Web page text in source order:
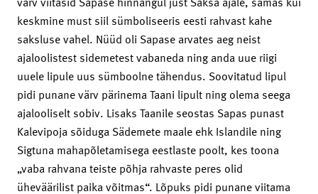
keskmine must siil sümboliseeris eesti rahvast kahe
saksluse vahel. Nüüd oli Sapase arvates aeg neist
ajaloolistest sidemetest vabaneda ning anda uue riigi
uuele lipule uus sümboolne tähendus. Soovitatud lipul
pidi punane värv pärinema Taani lipult ning olema seega
ajalooliselt sobiv. Lisaks Taanile seostas Sapas punast
Kalevipoja sõiduga Sädemete maale ehk Islandile ning
Sigtuna mahapõletamisega eestlaste poolt, kes toona
„vaba rahvana teiste põhja rahvaste peres olid
üheväärilist paika võitmas“. Lõpuks pidi punane viitama